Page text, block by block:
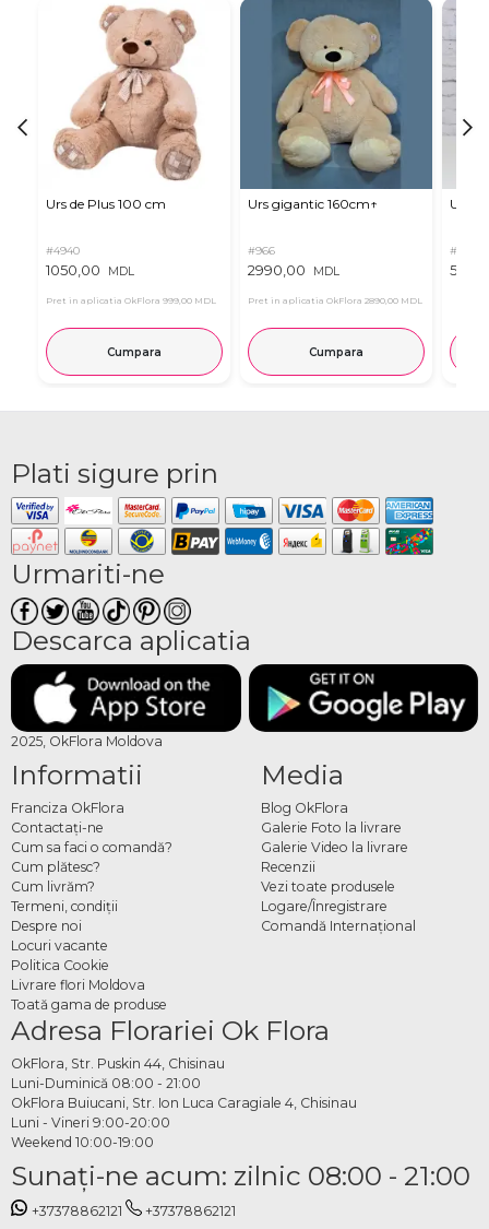
Urs de Plus 100 cm
#4940
1050,00 MDL
Pret in aplicatia OkFlora 999,00 MDL
Cumpara
Urs gigantic 160cm↑
#966
2990,00 MDL
Pret in aplicatia OkFlora 2890,00 MDL
Cumpara
Urs
#11
Plati sigure prin
Urmariti-ne
Descarca aplicatia
2025, OkFlora Moldova
Informatii
Franciza OkFlora
Contactaţi-ne
Cum sa faci o comandă?
Cum plătesc?
Cum livrăm?
Termeni, condiţii
Despre noi
Locuri vacante
Politica Cookie
Livrare flori Moldova
Toată gama de produse
Media
Blog OkFlora
Galerie Foto la livrare
Galerie Video la livrare
Recenzii
Vezi toate produsele
Logare/Înregistrare
Comandă Internațional
Adresa Florariei Ok Flora
OkFlora, Str. Puskin 44, Chisinau
Luni-Duminică 08:00 - 21:00
OkFlora Buiucani, Str. Ion Luca Caragiale 4, Chisinau
Luni - Vineri 9:00-20:00
Weekend 10:00-19:00
Sunaţi-ne acum: zilnic 08:00 - 21:00
+37378862121 +37378862121